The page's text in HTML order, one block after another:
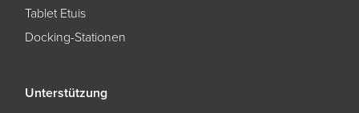
Tablet Etuis
Docking-Stationen
Unterstützung